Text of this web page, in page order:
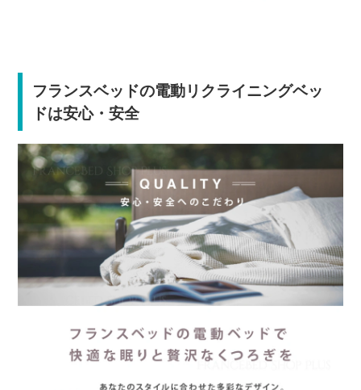
フランスベッドの電動リクライニングベッ
ドは安心・安全